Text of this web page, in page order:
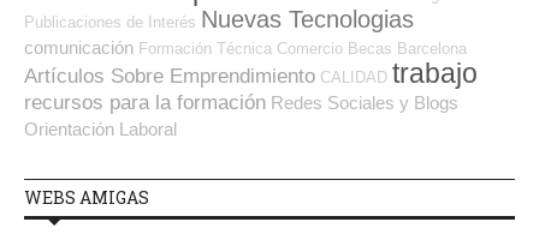
Publicaciones de Interés Nuevas Tecnologias
comunicación Formación Técnica Comercio Becas Barcelona
Artículos Sobre Emprendimiento CALIDAD trabajo
recursos para la formación Redes Sociales y Blogs
Orientación Laboral
WEBS AMIGAS